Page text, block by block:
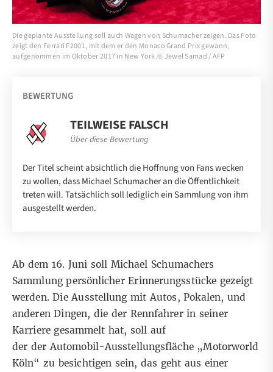
Die geplante Ausstellung soll auch Wagen von Schumacher zeigen. Das Foto
zeigt den Ferrari F2001, mit dem er den Monaco Grand Prix gewann,
aufgenommen im Oktober 2017 in New York.© Jewel Samad / AFP
BEWERTUNG
TEILWEISE FALSCH
Über diese Bewertung
Der Titel scheint absichtlich die Hoffnung von Fans wecken
zu wollen, dass Michael Schumacher an die Öffentlichkeit
treten will. Tatsächlich soll lediglich ein Sammlung von ihm
ausgestellt werden.
Ab dem 16. Juni soll Michael Schumachers
Sammlung persönlicher Erinnerungsstücke gezeigt
werden. Die Ausstellung mit Autos, Pokalen, und
anderen Dingen, die der Rennfahrer in seiner
Karriere gesammelt hat, soll auf
der der Automobil-Ausstellungsfläche „Motorworld
Köln“ zu besichtigen sein, das geht aus einer